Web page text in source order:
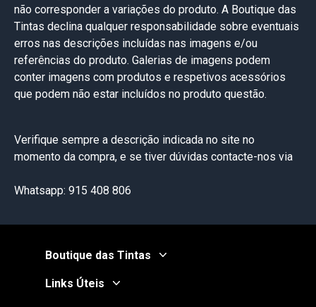
não corresponder a variações do produto. A Boutique das
Tintas declina qualquer responsabilidade sobre eventuais
erros nas descrições incluídas nas imagens e/ou
referências do produto. Galerias de imagens podem
conter imagens com produtos e respetivos acessórios
que podem não estar incluídos no produto questão.
Verifique sempre a descrição indicada no site no
momento da compra, e se tiver dúvidas contacte-nos via
Whatsapp: 915 408 806
Boutique das Tintas
Links Úteis